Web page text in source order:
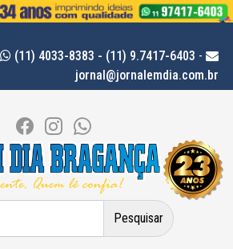
(11) 4033-8383 - (11) 9.7417-6403 -
jornal@jornalemdia.com.br